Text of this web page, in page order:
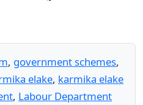
, government schemes,
elake, karmika elake
, Labour Department